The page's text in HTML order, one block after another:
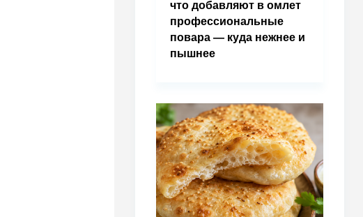
что добавляют в омлет
профессиональные
повара — куда нежнее и
пышнее